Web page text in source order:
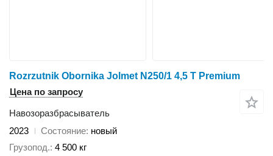
Rozrzutnik Obornika Jolmet N250/1 4,5 T Premium
Цена по запросу
Навозоразбрасыватель
2023
Состояние новый
Грузопод. 4 500 кг